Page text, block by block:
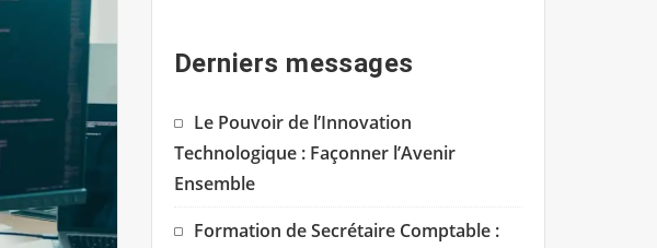
Derniers messages
Le Pouvoir de l’Innovation
Technologique : Façonner l’Avenir
Ensemble
Formation de Secrétaire Comptable :